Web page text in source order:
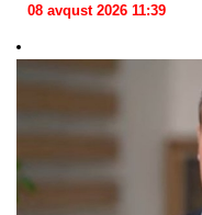
08 avqust 2026 11:39